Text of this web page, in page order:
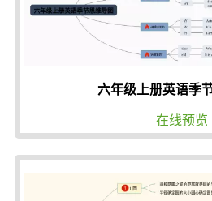
六年级上册英语季
在线预览